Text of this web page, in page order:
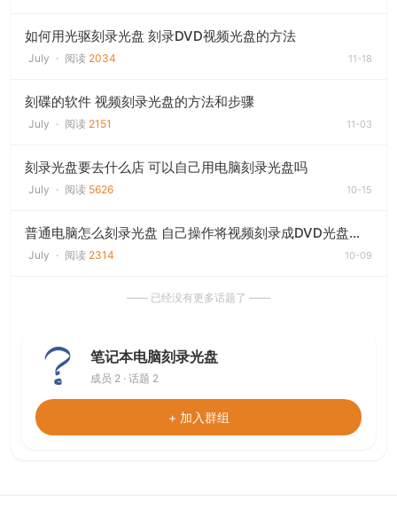
如何用光驱刻录光盘 刻录DVD视频光盘的方法
July · 阅读 2034 11-18
刻碟的软件 视频刻录光盘的方法和步骤
July · 阅读 2151 11-03
刻录光盘要去什么店 可以自己用电脑刻录光盘吗
July · 阅读 5626 10-15
普通电脑怎么刻录光盘 自己操作将视频刻录成DVD光盘的方法是什么
July · 阅读 2314 10-09
—— 已经没有更多话题了 ——
笔记本电脑刻录光盘
成员 2 · 话题 2
+ 加入群组